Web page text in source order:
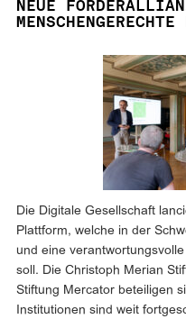
NEUE
Die Digitale Gesellschaft
Plattform, welche in der
und eine
soll. Die Christoph Merian
Stiftung Mercator beteiligen
Institutionen sind weit